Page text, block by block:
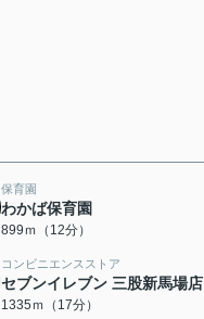
保育園
わかば保育園
899ｍ（12分）
コンビニエンスストア
セブンイレブン 三股新馬場店
1335ｍ（17分）